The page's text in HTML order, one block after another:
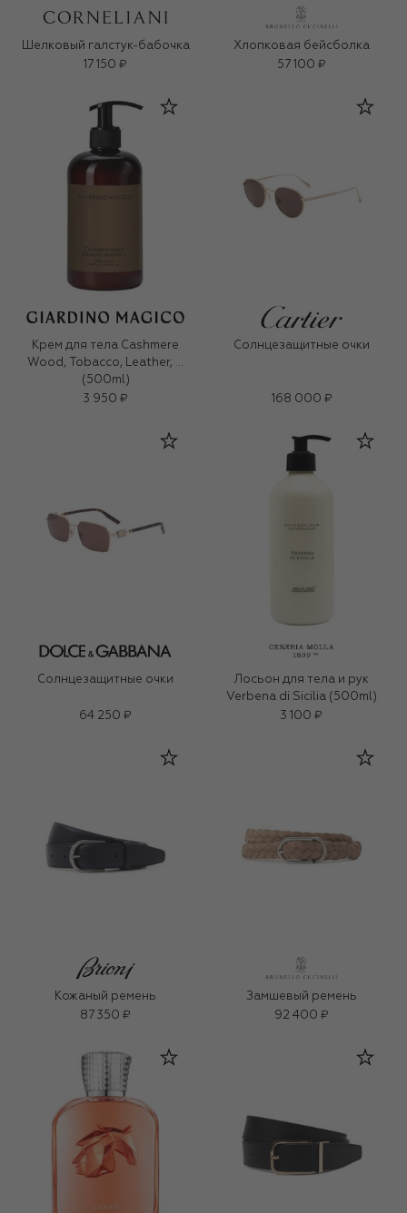
Шелковый галстук-бабочка
17 150 ₽
Хлопковая бейсболка
57 100 ₽
Крем для тела Cashmere
Wood, Tobacco, Leather, …
(500ml)
3 950 ₽
Солнцезащитные очки
168 000 ₽
Солнцезащитные очки
64 250 ₽
Лосьон для тела и рук
Verbena di Sicilia (500ml)
3 100 ₽
Кожаный ремень
87 350 ₽
Замшевый ремень
92 400 ₽